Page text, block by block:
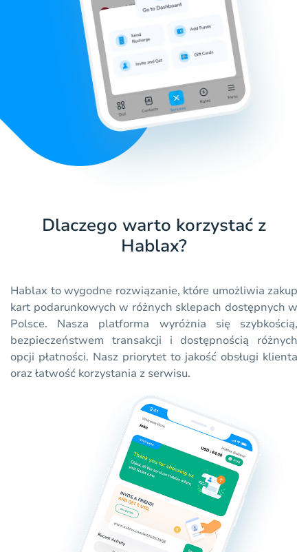
Dlaczego warto korzystać z
Hablax?
Hablax to wygodne rozwiązanie, które umożliwia zakup
kart podarunkowych w różnych sklepach dostępnych w
Polsce. Nasza platforma wyróżnia się szybkością,
bezpieczeństwem transakcji i dostępnością różnych
opcji płatności. Nasz priorytet to jakość obsługi klienta
oraz łatwość korzystania z serwisu.